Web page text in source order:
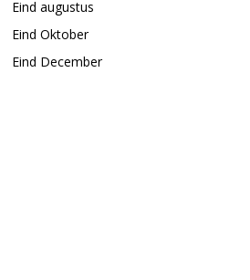
Eind augustus
Eind Oktober
Eind December